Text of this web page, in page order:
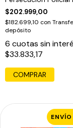
Agua 70779
$202.999,00
$182.699,10 con
depósito
6 cuotas sin
$33.833,17